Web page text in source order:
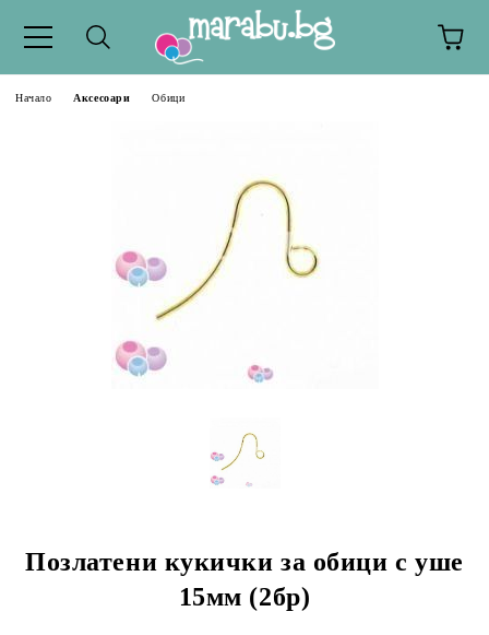
Начало Аксесоари Обици
Позлатени кукички за обици с уше
15мм (2бр)